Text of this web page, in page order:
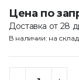
Цена по
Доставка от 28
В наличии: на